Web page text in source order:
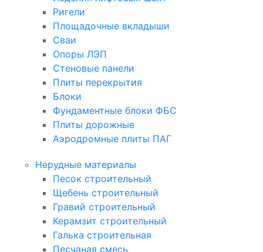
Ригели
Площадочные вкладыши
Сваи
Опоры ЛЭП
Стеновые панели
Плиты перекрытия
Блоки
Фундаментные блоки ФБС
Плиты дорожные
Аэродромные плиты ПАГ
Нерудные материалы
Песок строительный
Щебень строительный
Гравий строительный
Керамзит строительный
Галька строительная
Песчаная смесь